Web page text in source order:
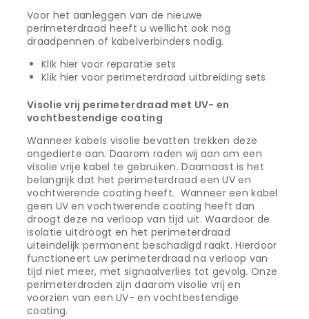
Voor het aanleggen van de nieuwe
perimeterdraad heeft u wellicht ook nog
draadpennen of kabelverbinders nodig.
Klik hier voor reparatie sets
Klik hier voor perimeterdraad uitbreiding sets
Visolie vrij perimeterdraad met UV- en
vochtbestendige coating
Wanneer kabels visolie bevatten trekken deze
ongedierte aan. Daarom raden wij aan om een
visolie vrije kabel te gebruiken. Daarnaast is het
belangrijk dat het perimeterdraad een UV en
vochtwerende coating heeft. Wanneer een kabel
geen UV en vochtwerende coating heeft dan
droogt deze na verloop van tijd uit. Waardoor de
isolatie uitdroogt en het perimeterdraad
uiteindelijk permanent beschadigd raakt. Hierdoor
functioneert uw perimeterdraad na verloop van
tijd niet meer, met signaalverlies tot gevolg. Onze
perimeterdraden zijn daarom visolie vrij en
voorzien van een UV- en vochtbestendige
coating.